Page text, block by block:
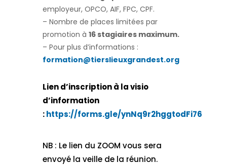
employeur, OPCO, AIF, FPC, CPF.
– Nombre de places limitées par
promotion à 16 stagiaires maximum.
– Pour plus d’informations :
formation@tierslieuxgrandest.org
Lien d’inscription à la visio
d’information
:https://forms.gle/ynNq9r2hggtodFi76
NB : Le lien du ZOOM vous sera
envoyé la veille de la réunion.